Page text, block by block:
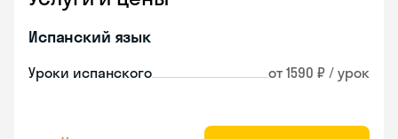
Испанский язык
Уроки испанского от 1590 ₽ / урок